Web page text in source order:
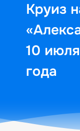
Круиз
10
года